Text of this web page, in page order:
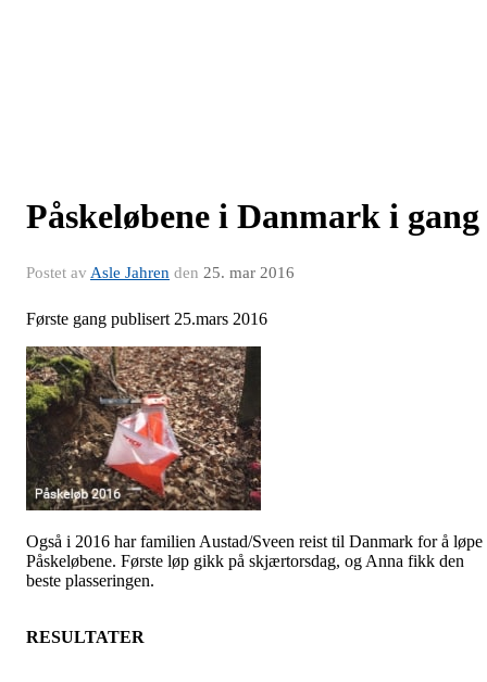
Påskeløbene i Danmark i gang
Postet av Asle Jahren den 25. mar 2016
Første gang publisert 25.mars 2016
Også i 2016 har familien Austad/Sveen reist til Danmark for å løpe
Påskeløbene. Første løp gikk på skjærtorsdag, og Anna fikk den
beste plasseringen.
RESULTATER